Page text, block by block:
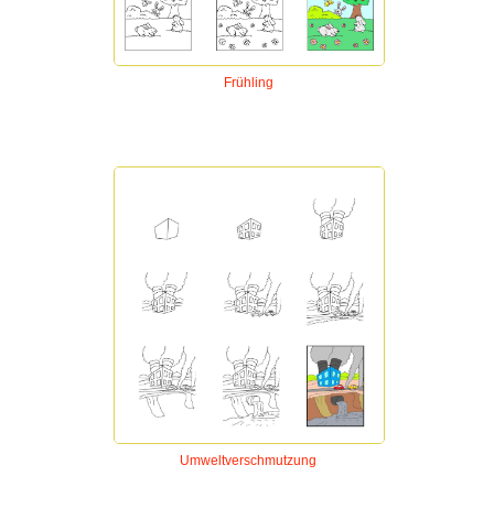
Frühling
Umweltverschmutzung